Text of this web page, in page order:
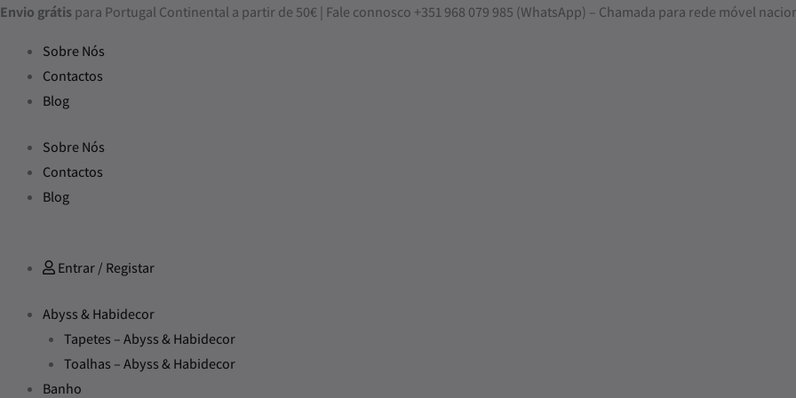
Skip
content
Envio grátispara Portugal Continental a partir de 50€ | Fale connosco +351 968 079 985 (WhatsApp) – Chamada para rede móvel
Sobre Nós
Contactos
Blog
Sobre Nós
Contactos
Blog
Entrar / Registar
Abyss & Habidecor
Tapetes – Abyss & Habidecor
Toalhas – Abyss & Habidecor
Banho